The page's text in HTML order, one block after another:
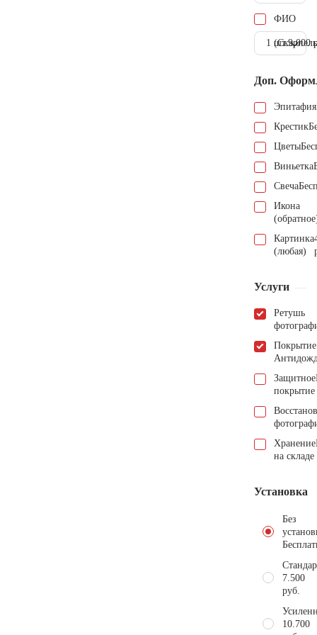
ФИО
1 шт.9.000
Доп.
Эпитафия
Крестик
Цветы
Виньетка
Свеча
Икона
Картинка
(любая)
Услуги
Ретушь
Покрытие
Защитное
покрытие
Хранение
на складе
Установка
Без
7.500
руб.
10.700